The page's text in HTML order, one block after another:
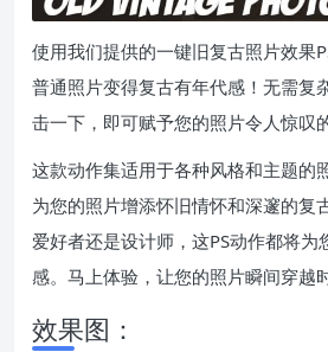
使用我们提供的一键旧复古照片效果
普通照片变得复古有年代感！无需复
击一下，即可赋予您的照片令人惊叹
这款动作集适用于各种风格和主题的
为您的照片增添怀旧情怀和深邃的复
爱好者还是设计师，这PS动作都将为
感。马上体验，让您的照片瞬间穿越
效果图：